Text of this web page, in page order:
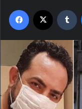
Facebook